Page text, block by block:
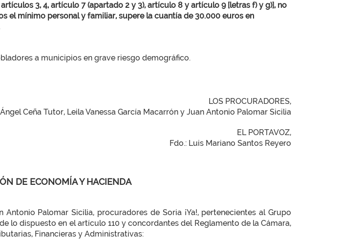
3, 4, artículo 7 (apartado 2 y 3), artículo 8 y artículo 9 [letras f) y g)], no
el mínimo personal y familiar, supere la cuantía de 30.000 euros en
a municipios en grave riesgo demográfico.
LOS PROCURADORES,
Ceña Tutor, Leila Vanessa García Macarrón y Juan Antonio Palomar Sicilia
EL PORTAVOZ,
Fdo.: Luis Mariano Santos Reyero
DE ECONOMÍA Y HACIENDA
Antonio Palomar Sicilia, procuradores de Soria ¡Ya!, pertenecientes al Grupo
lo dispuesto en el artículo 110 y concordantes del Reglamento de la Cámara,
Financieras y Administrativas: